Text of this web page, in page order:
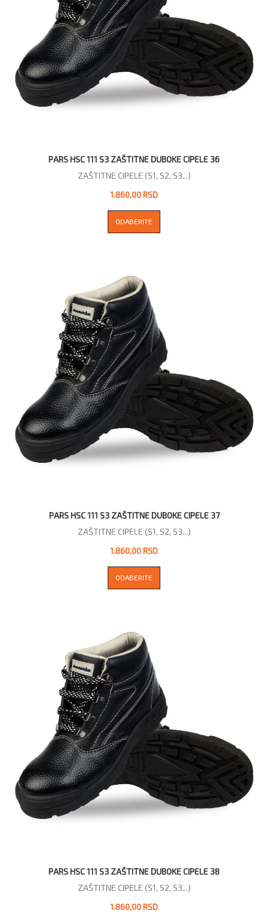
PARS HSC 111 S3 ZAŠTITNE DUBOKE CIPELE 36
ZAŠTITNE CIPELE (S1, S2, S3...)
1.860,00 RSD
ODABERITE
PARS HSC 111 S3 ZAŠTITNE DUBOKE CIPELE 37
ZAŠTITNE CIPELE (S1, S2, S3...)
1.860,00 RSD
ODABERITE
PARS HSC 111 S3 ZAŠTITNE DUBOKE CIPELE 38
ZAŠTITNE CIPELE (S1, S2, S3...)
1.860,00 RSD